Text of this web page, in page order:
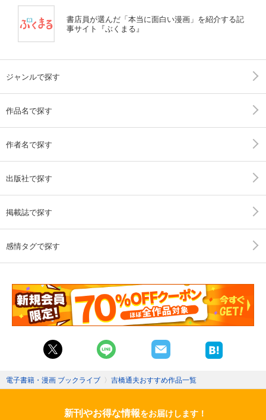
書店員が選んだ「本当に面白い漫画」を紹介する記
事サイト『ぶくまる』
ジャンルで探す
作品名で探す
作者名で探す
出版社で探す
掲載誌で探す
感情タグで探す
電子書籍・漫画 ブックライブ 〉 吉橋通夫おすすめ作品一覧
新刊やお得な情報をお届けします！